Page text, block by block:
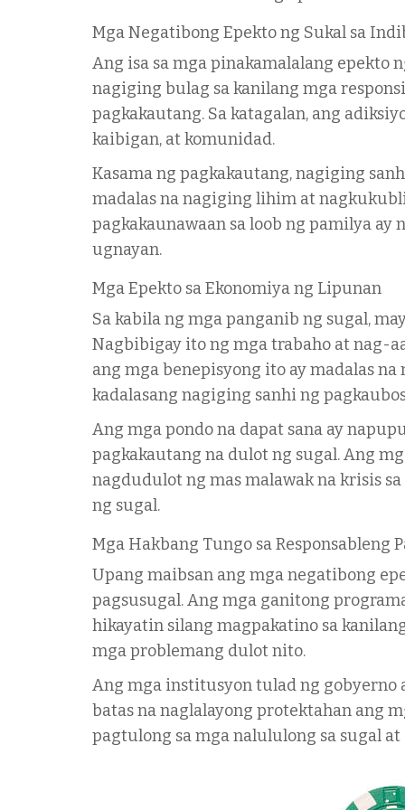
Mga Negatibong Epekto ng Sukal sa
Ang isa sa mga pinakamalalang epekto
nagiging bulag sa kanilang mga
pagkakautang. Sa katagalan, ang
kaibigan, at komunidad.
Kasama ng pagkakautang, nagiging
madalas na nagiging lihim at
pagkakaunawaan sa loob ng pamilya ay
ugnayan.
Mga Epekto sa Ekonomiya ng Lipunan
Sa kabila ng mga panganib ng sugal,
Nagbibigay ito ng mga trabaho at nag-
ang mga benepisyong ito ay madalas
kadalasang nagiging sanhi ng
Ang mga pondo na dapat sana ay
pagkakautang na dulot ng sugal. Ang
nagdudulot ng mas malawak na krisis
ng sugal.
Mga Hakbang Tungo sa Responsableng
Upang maibsan ang mga negatibong
pagsusugal. Ang mga ganitong
hikayatin silang magpakatino sa
mga problemang dulot nito.
Ang mga institusyon tulad ng gobyerno
batas na naglalayong protektahan ang
pagtulong sa mga nalululong sa sugal